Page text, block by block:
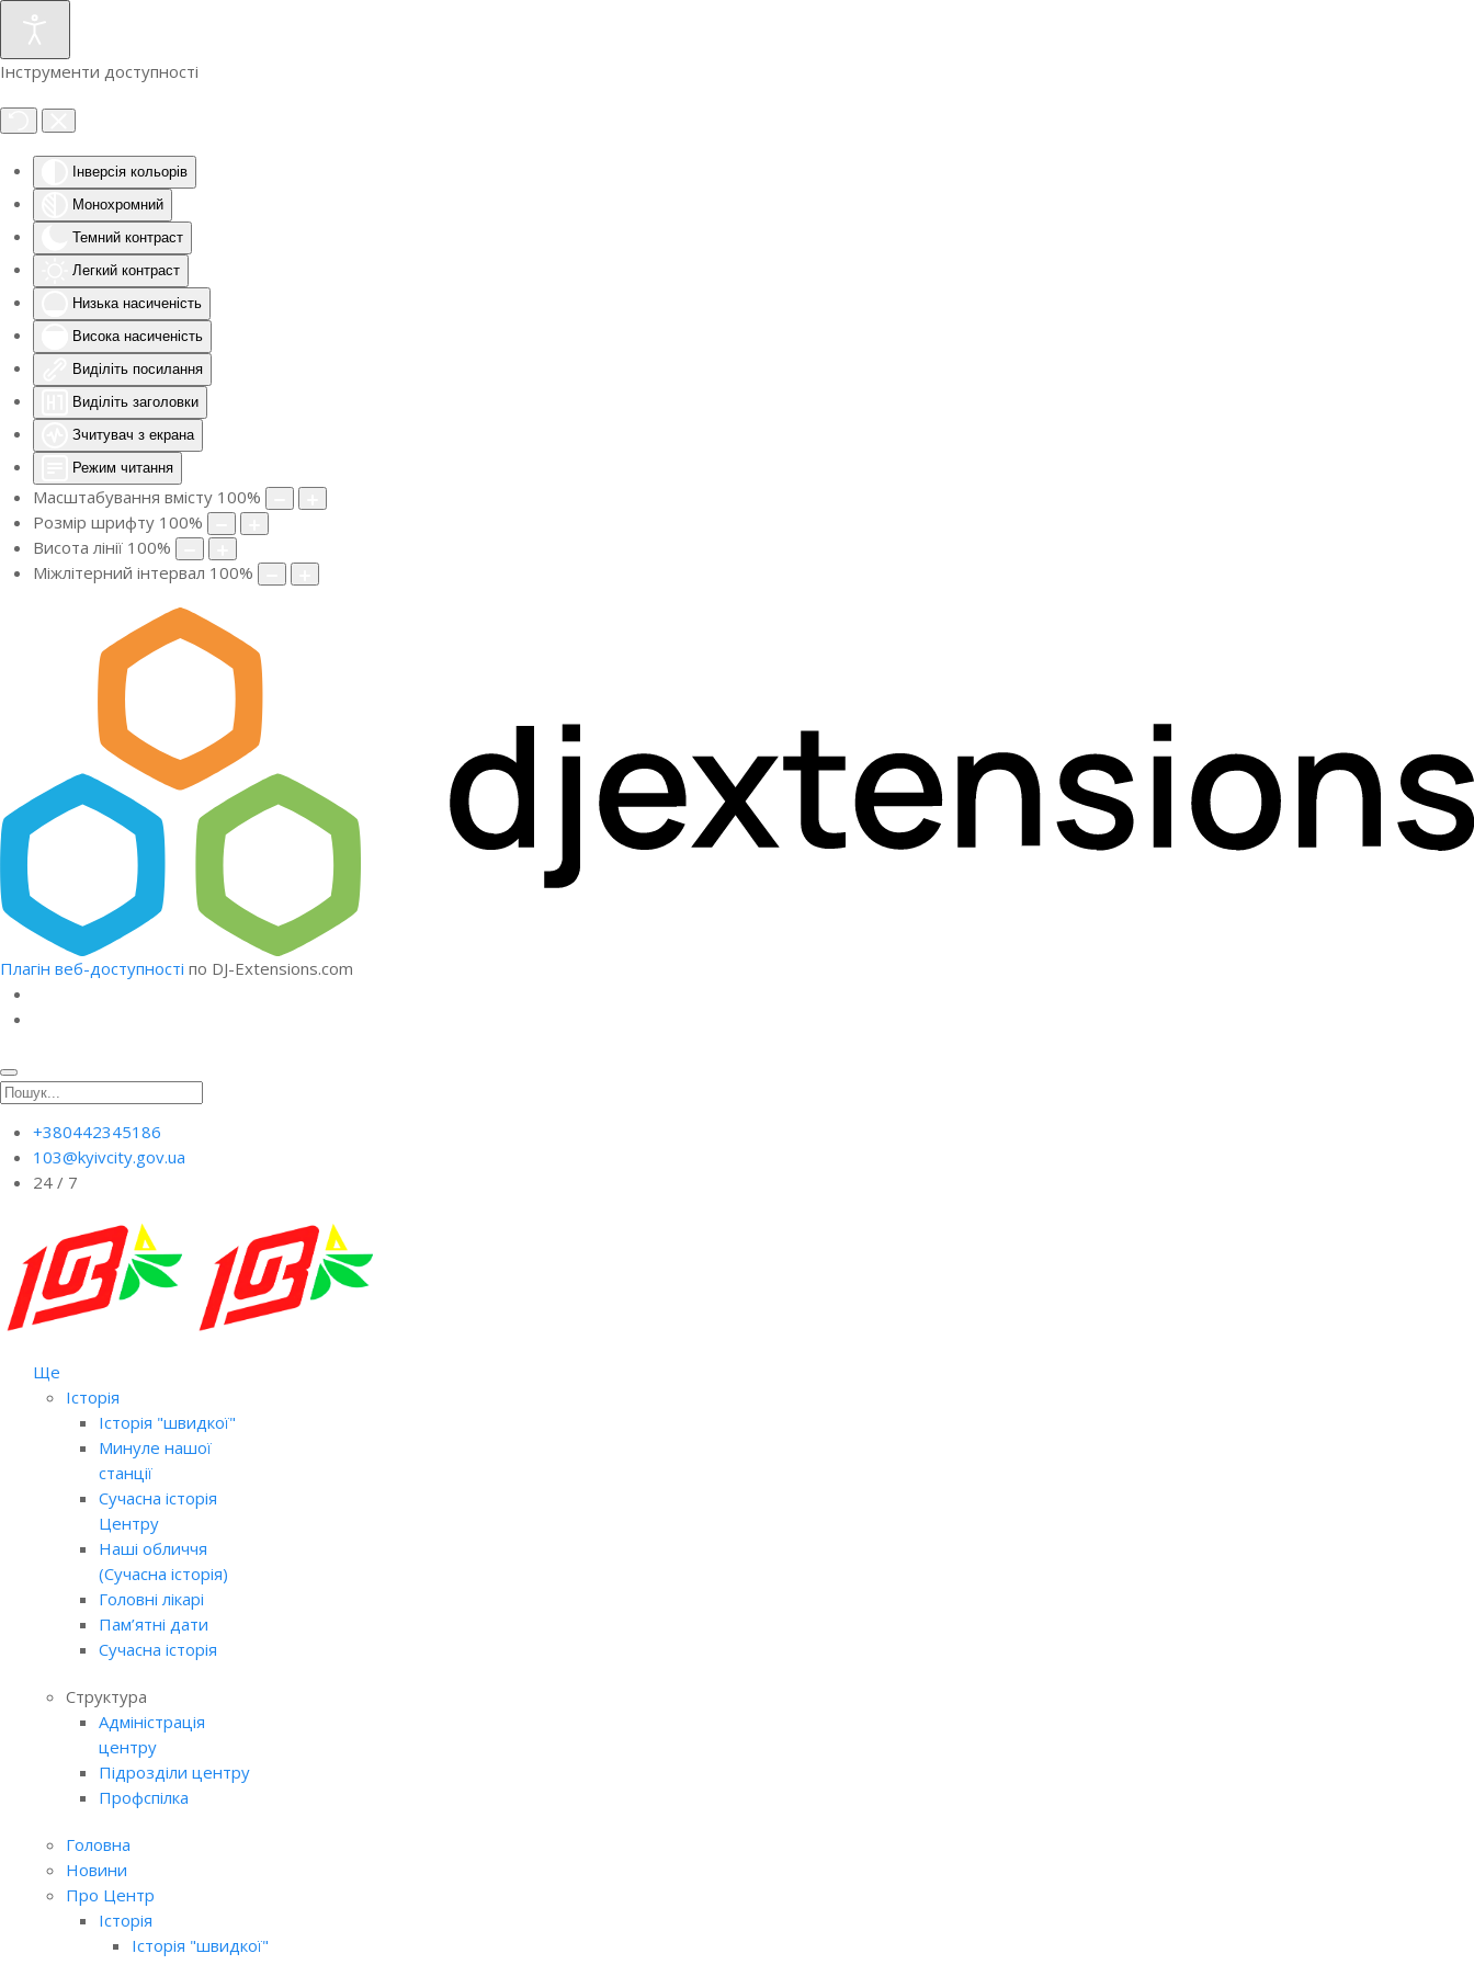
Інструменти доступності
Інверсія кольорів
Монохромний
Темний контраст
Легкий контраст
Низька насиченість
Висока насиченість
Виділіть посилання
Виділіть заголовки
Зчитувач з екрана
Режим читання
Масштабування вмісту 100%
Розмір шрифту 100%
Висота лінії 100%
Міжлітерний інтервал 100%
Плагін веб-доступності по DJ-Extensions.com
+380442345186
103@kyivcity.gov.ua
24 / 7
Ще
Історія
Історія "швидкої"
Минуле нашої
станції
Сучасна історія
Центру
Наші обличчя
(Сучасна історія)
Головні лікарі
Пам’ятні дати
Сучасна історія
Структура
Адміністрація
центру
Підрозділи центру
Профспілка
Головна
Новини
Про Центр
Історія
Історія "швидкої"